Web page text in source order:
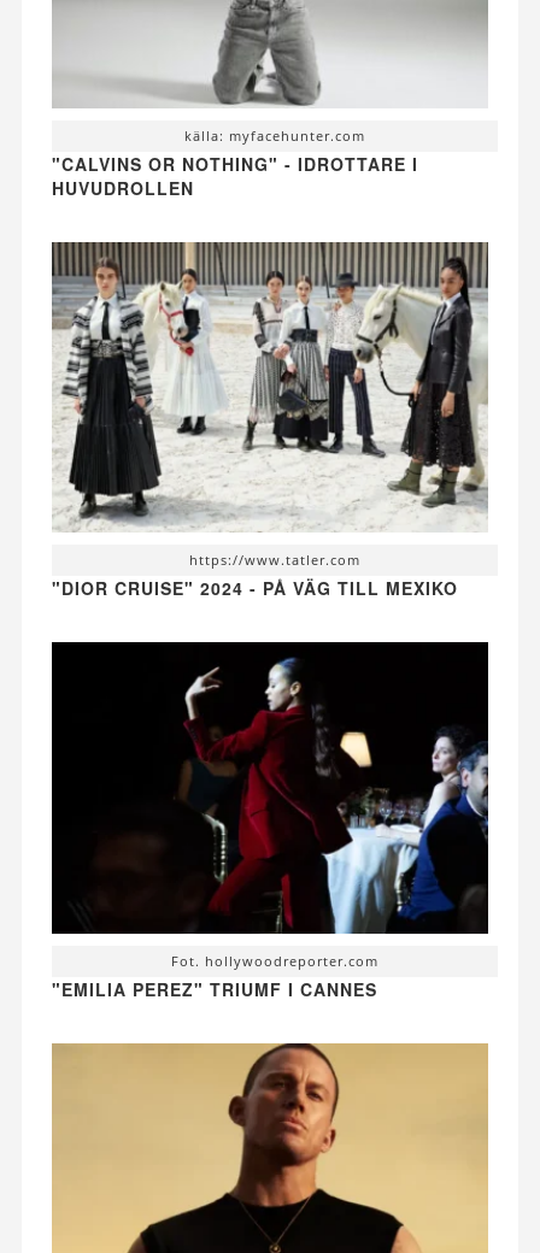
källa: myfacehunter.com
"CALVINS OR NOTHING" - IDROTTARE I
HUVUDROLLEN
https://www.tatler.com
"DIOR CRUISE" 2024 - PÅ VÄG TILL MEXIKO
Fot. hollywoodreporter.com
"EMILIA PEREZ" TRIUMF I CANNES